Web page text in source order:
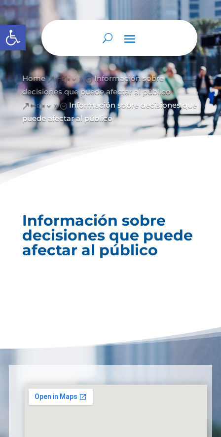
Open toolbar
Home &#x39; Información sobre
decisiones que puede afectar al público
&#x39; Información sobre decisiones que
puede afectar al público
Información sobre
decisiones que puede
afectar al público